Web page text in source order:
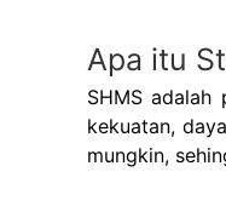
Apa itu
SHMS adalah
kekuatan,
mungkin,